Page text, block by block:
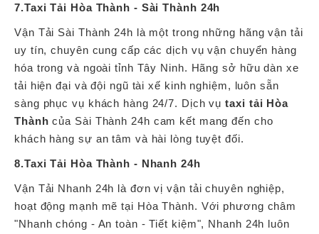
7.Taxi Tải Hòa Thành - Sài Thành 24h
Vận Tải Sài Thành 24h là một trong những hãng vận tải
uy tín, chuyên cung cấp các dịch vụ vận chuyển hàng
hóa trong và ngoài tỉnh Tây Ninh. Hãng sở hữu dàn xe
tải hiện đại và đội ngũ tài xế kinh nghiệm, luôn sẵn
sàng phục vụ khách hàng 24/7. Dịch vụtaxi tải Hòa
Thành của Sài Thành 24h cam kết mang đến cho
khách hàng sự an tâm và hài lòng tuyệt đối.
8.Taxi Tải Hòa Thành - Nhanh 24h
Vận Tải Nhanh 24h là đơn vị vận tải chuyên nghiệp,
hoạt động mạnh mẽ tại Hòa Thành. Với phương châm
"Nhanh chóng - An toàn - Tiết kiệm", Nhanh 24h luôn